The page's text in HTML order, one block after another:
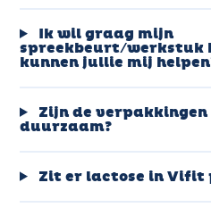
Ik wil graag mijn
spreekbeurt/werkstuk
kunnen jullie mij
Zijn de
duurzaam?
Zit er lactose in Vifit